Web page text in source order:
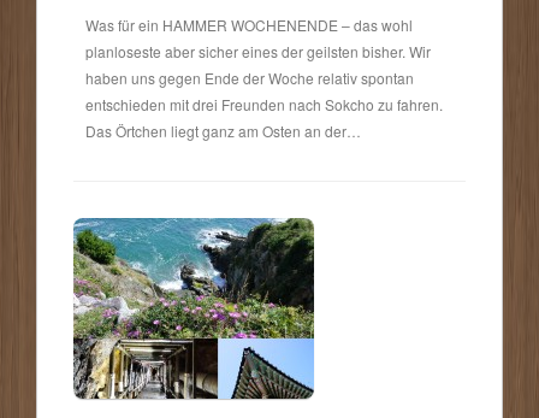
Was für ein HAMMER WOCHENENDE – das wohl
planloseste aber sicher eines der geilsten bisher. Wir
haben uns gegen Ende der Woche relativ spontan
entschieden mit drei Freunden nach Sokcho zu fahren.
Das Örtchen liegt ganz am Osten an der…